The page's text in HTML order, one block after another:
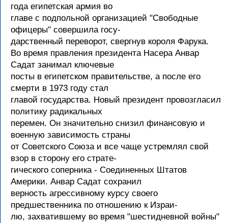
года египетская армия во
главе с подпольной организацией "Свободные
офицеры" совершила госу-
дарственный переворот, свергнув короля Фарука.
Во время правления президента Насера Анвар
Садат занимал ключевые
посты в египетском правительстве, а после его
смерти в 1973 году стал
главой государства. Новый президент провозгласил
политику радикальных
перемен. Он значительно снизил финансовую и
военную зависимость страны
от Советского Союза и все чаще устремлял свой
взор в сторону его страте-
гического соперника - Соединенных Штатов
Америки. Анвар Садат сохранил
верность агрессивному курсу своего
предшественника по отношению к Израи-
лю, захватившему во время "шестидневной войны"